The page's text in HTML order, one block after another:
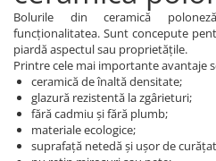
Bolurile din ceramică
funcționalitatea. Sunt concepute
piardă aspectul sau proprietățile.
Printre cele mai importante avantaje
ceramică de înaltă densitate;
glazură rezistentă la zgârieturi;
fără cadmiu și fără plumb;
materiale ecologice;
suprafață netedă și ușor de